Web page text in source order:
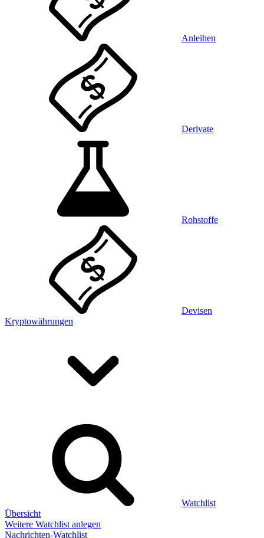
Anleihen
Derivate
Rohstoffe
Devisen
Kryptowährungen
Watchlist
Übersicht
Weitere Watchlist anlegen
Nachrichten-Watchlist